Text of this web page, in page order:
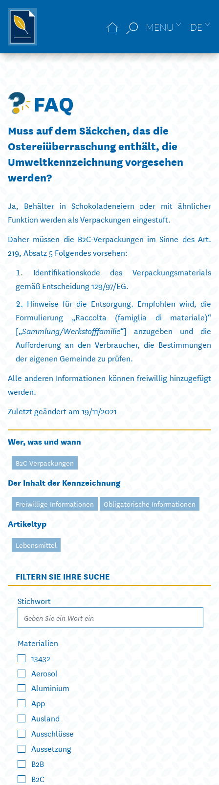
MENU DE
FAQ
Muss auf dem Säckchen, das die
Ostereiüberraschung enthält, die
Umweltkennzeichnung vorgesehen
werden?
Ja, Behälter in Schokoladeneiern oder mit ähnlicher
Funktion werden als Verpackungen eingestuft.
Daher müssen die B2C-Verpackungen im Sinne des Art.
219, Absatz 5 Folgendes vorsehen:
Identifikationskode des Verpackungsmaterials
gemäß Entscheidung 129/97/EG.
Hinweise für die Entsorgung. Empfohlen wird, die
Formulierung „Raccolta (famiglia di materiale)“
[„Sammlung/Werkstofffamilie“] anzugeben und die
Aufforderung an den Verbraucher, die Bestimmungen
der eigenen Gemeinde zu prüfen.
Alle anderen Informationen können freiwillig hinzugefügt
werden.
Zuletzt geändert am 19/11/2021
Wer, was und wann
B2C Verpackungen
Der Inhalt der Kennzeichnung
Freiwillige Informationen Obligatorische Informationen
Artikeltyp
Lebensmittel
FILTERN SIE IHRE SUCHE
Stichwort
Materialien
13432
Aerosol
Aluminium
App
Ausland
Ausschlüsse
Aussetzung
B2B
B2C